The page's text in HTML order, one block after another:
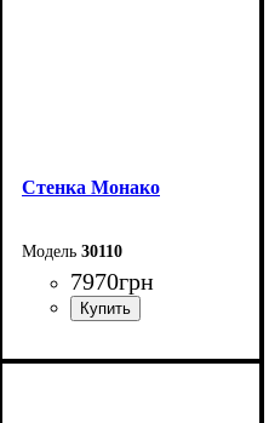
Cтенка Монако
30110
7970грн
Ширина: 210,8 см